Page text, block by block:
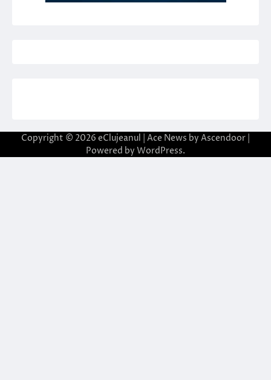
Copyright © 2026 eClujeanul | Ace News by Ascendoor
Powered by WordPress.